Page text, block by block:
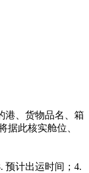
港、货物品名、箱
据此核实舱位、
预计出运时间；4.